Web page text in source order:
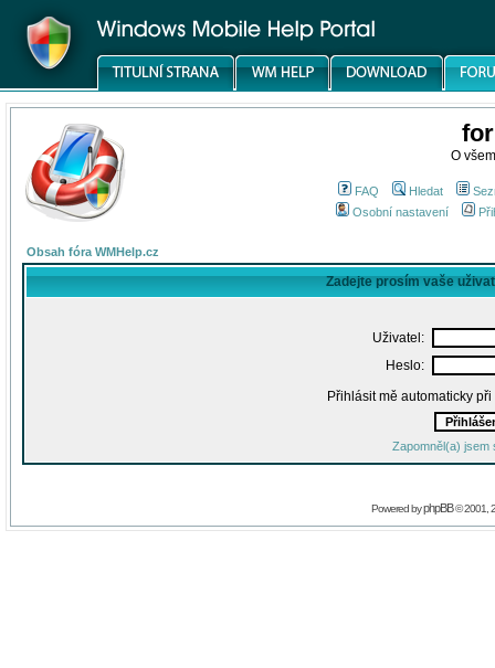
O
FAQ Hledat
Osobní nastavení
Obsah fóra WMHelp.cz
Zadejte prosím vaše
Uživatel:
Heslo:
Přihlásit mě automaticky
Zapomněl(a) jsem
Powered byphpBB© 2001,